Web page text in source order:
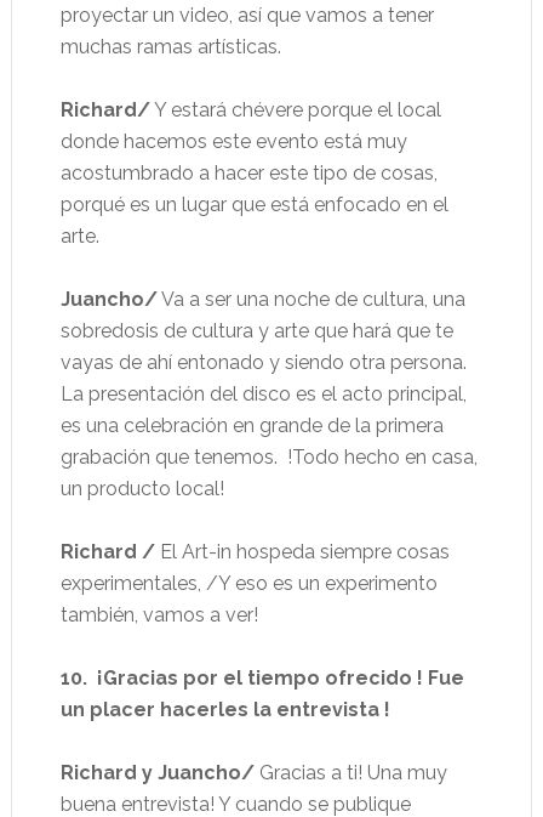
proyectar un video, así que vamos a tener
muchas ramas artísticas.
Richard/Y estará chévere porque el local
donde hacemos este evento está muy
acostumbrado a hacer este tipo de cosas,
porqué es un lugar que está enfocado en el
arte.
Juancho/Va a ser una noche de cultura, una
sobredosis de cultura y arte que hará que te
vayas de ahí entonado y siendo otra persona.
La presentación del disco es el acto principal,
es una celebración en grande de la primera
grabación que tenemos. !Todo hecho en casa,
un producto local!
Richard / El Art-in hospeda siempre cosas
experimentales, /Y eso es un experimento
también, vamos a ver!
10. ¡Gracias por el tiempo ofrecido ! Fue
un placer hacerles la entrevista !
Richard y Juancho/Gracias a ti! Una muy
buena entrevista! Y cuando se publique